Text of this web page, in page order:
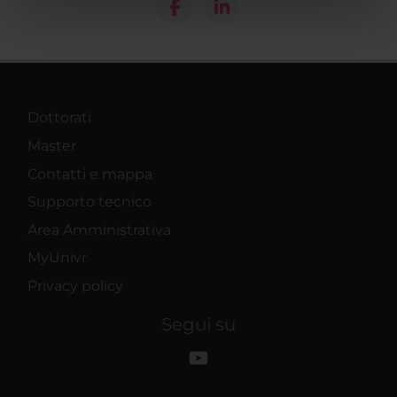
nostri partner che si occupano di analisi dei dati web,
Dottorati
Master
Contatti e mappa
Supporto tecnico
Area Amministrativa
MyUnivr
Privacy policy
Segui su